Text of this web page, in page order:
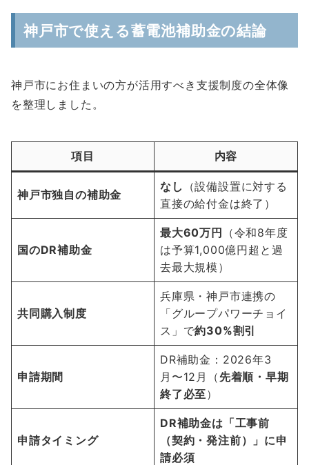
神戸市で使える蓄電池補助金の結論
神戸市にお住まいの方が活用すべき支援制度の全体像
を整理しました。
項目 内容
神戸市独自の補助金
なし
（設備設置に対する
直接の給付金は終了）
国のDR補助金
最大60万円
（令和8年度
は予算1,000億円超と過
去最大規模）
共同購入制度
兵庫県・神戸市連携の
「グループパワーチョイ
ス」で約30%割引
申請期間
DR補助金：2026年3
月〜12月（ 先着順・早期
終了必至）
申請タイミング
DR補助金は「工事前
（契約・発注前）」に申
請必須